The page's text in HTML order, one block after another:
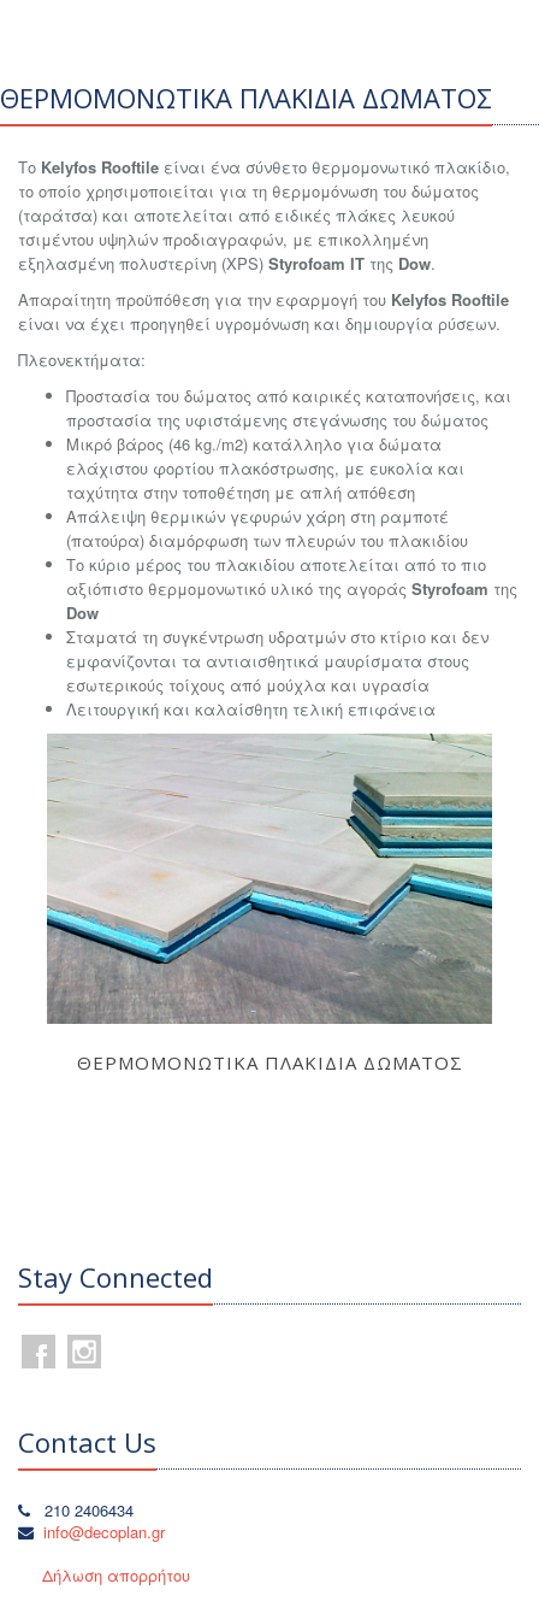
ΘΕΡΜΟΜΟΝΩΤΙΚΑ ΠΛΑΚΙΔΙΑ ΔΩΜΑΤΟΣ
Το Kelyfos Rooftile είναι ένα σύνθετο θερμομονωτικό πλακίδιο,
το οποίο χρησιμοποιείται για τη θερμομόνωση του δώματος
(ταράτσα) και αποτελείται από ειδικές πλάκες λευκού
τσιμέντου υψηλών προδιαγραφών, με επικολλημένη
εξηλασμένη πολυστερίνη (XPS) Styrofoam IT της Dow.
Απαραίτητη προϋπόθεση για την εφαρμογή του Kelyfos Rooftile
είναι να έχει προηγηθεί υγρομόνωση και δημιουργία ρύσεων.
Πλεονεκτήματα:
Προστασία του δώματος από καιρικές καταπονήσεις, και
προστασία της υφιστάμενης στεγάνωσης του δώματος
Μικρό βάρος (46 kg./m2) κατάλληλο για δώματα
ελάχιστου φορτίου πλακόστρωσης, με ευκολία και
ταχύτητα στην τοποθέτηση με απλή απόθεση
Απάλειψη θερμικών γεφυρών χάρη στη ραμποτέ
(πατούρα) διαμόρφωση των πλευρών του πλακιδίου
Το κύριο μέρος του πλακιδίου αποτελείται από το πιο
αξιόπιστο θερμομονωτικό υλικό της αγοράς Styrofoam της
Dow
Σταματά τη συγκέντρωση υδρατμών στο κτίριο και δεν
εμφανίζονται τα αντιαισθητικά μαυρίσματα στους
εσωτερικούς τοίχους από μούχλα και υγρασία
Λειτουργική και καλαίσθητη τελική επιφάνεια
ΘΕΡΜΟΜΟΝΩΤΙΚΑ ΠΛΑΚΙΔΙΑ ΔΩΜΑΤΟΣ
Stay Connected
Contact Us
210 2406434
info@decoplan.gr
Δήλωση απορρήτου